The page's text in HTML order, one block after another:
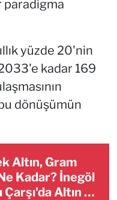
yüzde 20'nin
kadar 169
dönüşümün
Altın, Gram
Kadar? İnegöl
Çarşı'da Altın Ne